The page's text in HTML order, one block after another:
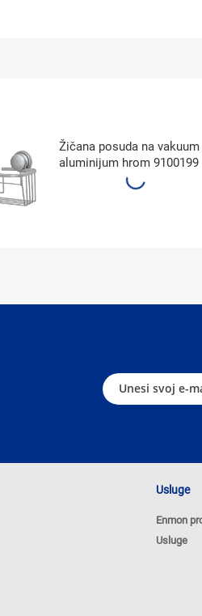
Žičana posuda na vakuum
aluminijum hrom 9100199
Usluge
Enmon
Usluge